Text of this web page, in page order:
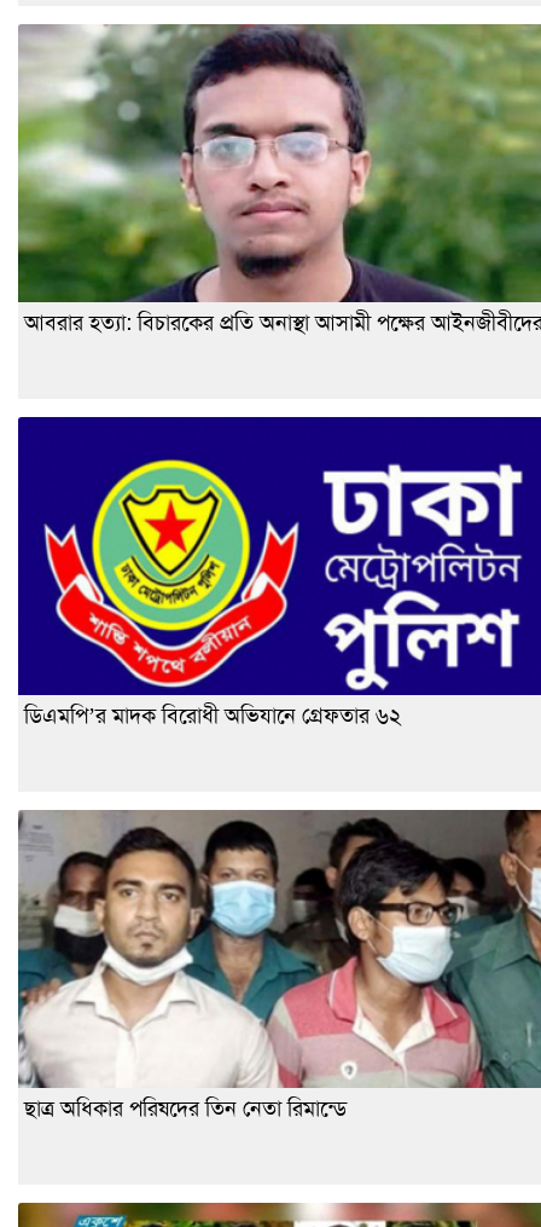
আবরার হত্যা: বিচারকের প্রতি অনাস্থা আসামী পক্ষের
ডিএমপি’র মাদক বিরোধী অভিযানে গ্রেফতার ৬২
ছাত্র অধিকার পরিষদের তিন নেতা রিমান্ডে